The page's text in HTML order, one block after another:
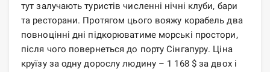
тут залучають туристів численні нічні клуби, бари
та ресторани. Протягом цього вояжу корабель два
повноцінні дні підкорюватиме морські простори,
після чого повернеться до порту Сінгапуру. Ціна
круїзу за одну дорослу людину – 1 168 $ за двох і